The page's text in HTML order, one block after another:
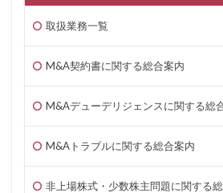
取扱業務一覧
M&A契約書に関する総合案内
M&Aデューデリジェンスに関する総
M&Aトラブルに関する総合案内
非上場株式・少数株主問題に関する